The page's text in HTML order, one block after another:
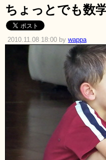
ちょっとでも数
2010.11.08 18:00 by wappa